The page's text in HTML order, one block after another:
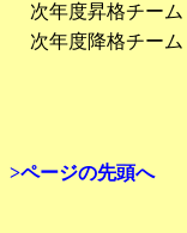
次年度昇格チーム
次年度降格チーム
>ページの先頭へ